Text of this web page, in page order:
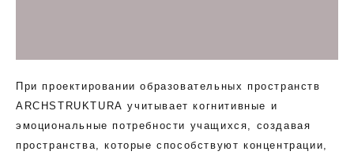
При проектировании образовательных пространств
ARCHSTRUKTURA учитывает когнитивные и
эмоциональные потребности учащихся, создавая
пространства, которые способствуют концентрации,